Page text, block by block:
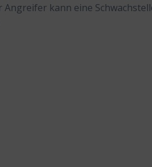
Angreifer kann eine